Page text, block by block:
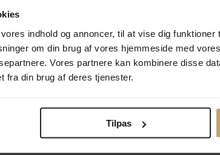
indhold og annoncer, til at vise dig
om din brug af vores hjemmeside med
Vores partnere kan kombinere disse
fra din brug af deres tjenester.
Tilpas